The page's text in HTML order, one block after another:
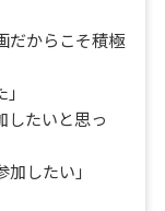
だからこそ積極
したいと思っ
したい」